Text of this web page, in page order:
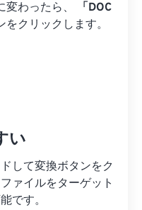
変わったら、
「DOC
をクリックします。
い
して変換ボタンをク
ァイルをターゲット
です。